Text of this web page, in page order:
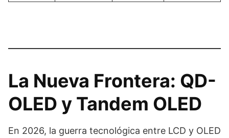
La Nueva Frontera: QD-
OLED y Tandem OLED
En 2026, la guerra tecnológica entre LCD y OLED